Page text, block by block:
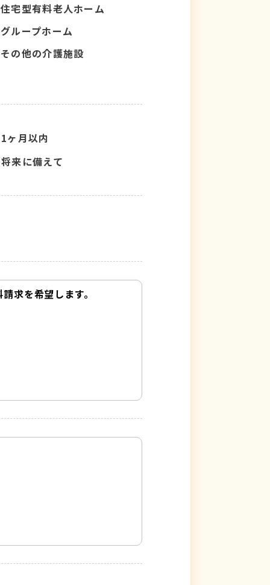
住宅型有料老人ホーム
グループホーム
その他の介護施設
1ヶ月以内
将来に備えて